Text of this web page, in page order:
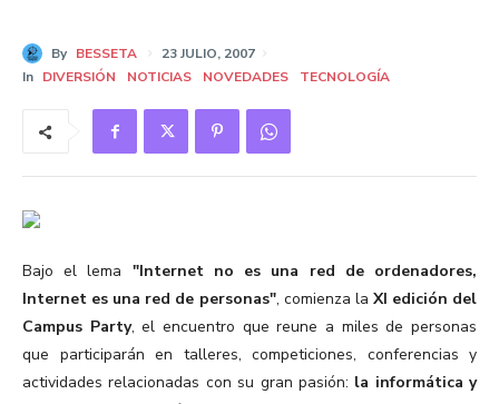
By BESSETA
23 JULIO, 2007
In DIVERSIÓN NOTICIAS NOVEDADES TECNOLOGÍA
Bajo el lema "Internet no es una red de ordenadores,
Internet es una red de personas", comienza la XI edición del
Campus Party, el encuentro que reune a miles de personas
que participarán en talleres, competiciones, conferencias y
actividades relacionadas con su gran pasión: la informática y